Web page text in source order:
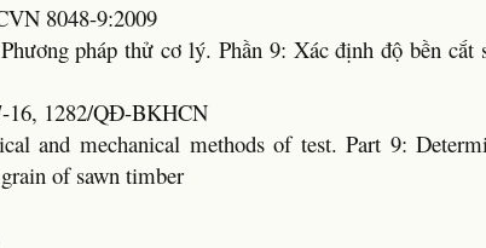
8048-9:2009
pháp thử cơ lý. Phần 9: Xác định độ bền cắt
16, 1282/QĐ-BKHCN
and mechanical methods of test. Part 9:
of sawn timber